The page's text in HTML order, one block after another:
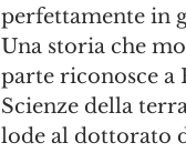
perfettamente in
Una storia che
parte riconosce
Scienze della
lode al dottorato